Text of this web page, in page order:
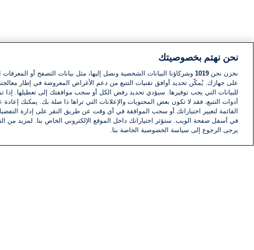
نحن نهتم بخصوصيتك
نخزن نحن 1019 وشركاؤنا البيانات الشخصية ونصل إليها، مثل بيانات التصفح أو المعرفات
على جهازك. يُمكّن تحديد أوافق تقنيات التتبع من دعم الأغراض المعروضة في إطار
للبيانات التي يجب توفيرها. سيؤدي تحديد رفض الكل أو سحب موافقتك إلى تعطيلها. إذا
أدوات التتبع، فقد لا تكون بعض المحتويات والإعلانات التي تراها ذا صلة بك. يمكنك
القائمة لتغيير اختياراتك أو سحب الموافقة في أي وقت عن طريق النقر على إدارة
في أسفل صفحة الويب. ستؤثر اختياراتك داخل الموقع الإلكتروني الخاص بنا. لمزيد من
يرجى الرجوع إلى سياسة الخصوصية الخاصة بنا.